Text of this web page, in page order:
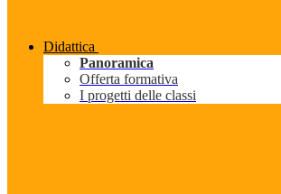
Didattica
Panoramica
Offerta formativa
I progetti delle classi